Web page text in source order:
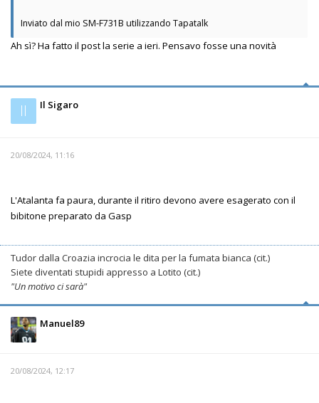
Inviato dal mio SM-F731B utilizzando Tapatalk
Ah sì? Ha fatto il post la serie a ieri. Pensavo fosse una novità
Il Il Sigaro
20/08/2024, 11:16
L'Atalanta fa paura, durante il ritiro devono avere esagerato con il
bibitone preparato da Gasp
Tudor dalla Croazia incrocia le dita per la fumata bianca (cit.)
Siete diventati stupidi appresso a Lotito (cit.)
"Un motivo ci sarà"
Manuel89
20/08/2024, 12:17